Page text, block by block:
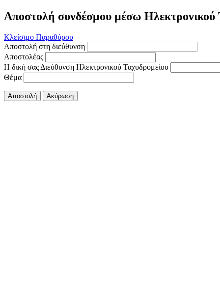
Αποστολή συνδέσμου μέσω Ηλεκτρονικού
Κλείσιμο Παραθύρου
Αποστολή στη διεύθυνση
Αποστολέας
Η δική σας Διεύθυνση Ηλεκτρονικού Ταχυδρομείου
Θέμα
Αποστολή Ακύρωση